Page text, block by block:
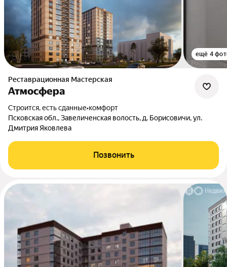
ещё 4
Реставрационная Мастерская
Атмосфера
Строится, есть сданные•комфорт
Псковская обл., Завеличенская волость, д. Борисовичи, ул.
Дмитрия Яковлева
Позвонить